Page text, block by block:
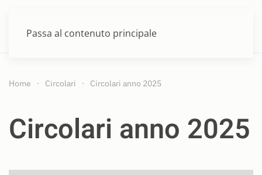
Passa al contenuto principale
Home Circolari Circolari anno 2025
Circolari anno 2025